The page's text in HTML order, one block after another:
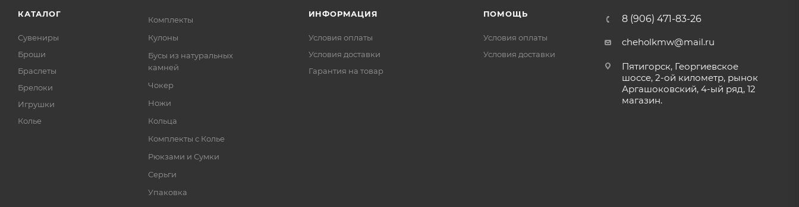
КАТАЛОГ
Сувениры
Броши
Браслеты
Брелоки
Игрушки
Колье
Комплекты
Кулоны
Бусы из натуральных
камней
Чокер
Ножи
Кольца
Комплекты с Колье
Рюкзами и Сумки
Серьги
Упаковка
ИНФОРМАЦИЯ
Условия оплаты
Условия доставки
Гарантия на товар
ПОМОЩЬ
Условия оплаты
Условия доставки
8 (906) 471-83-26
cheholkmw@mail.ru
Пятигорск, Георгиевское
шоссе, 2-ой километр, рынок
Аргашоковский, 4-ый ряд, 12
магазин.